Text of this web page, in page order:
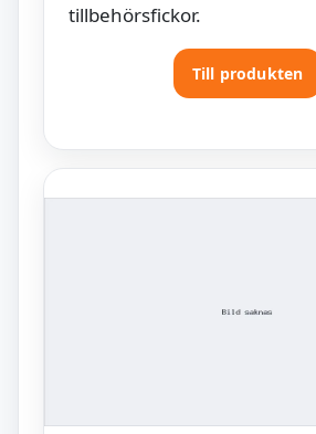
tillbehörsfickor.
Till produkten